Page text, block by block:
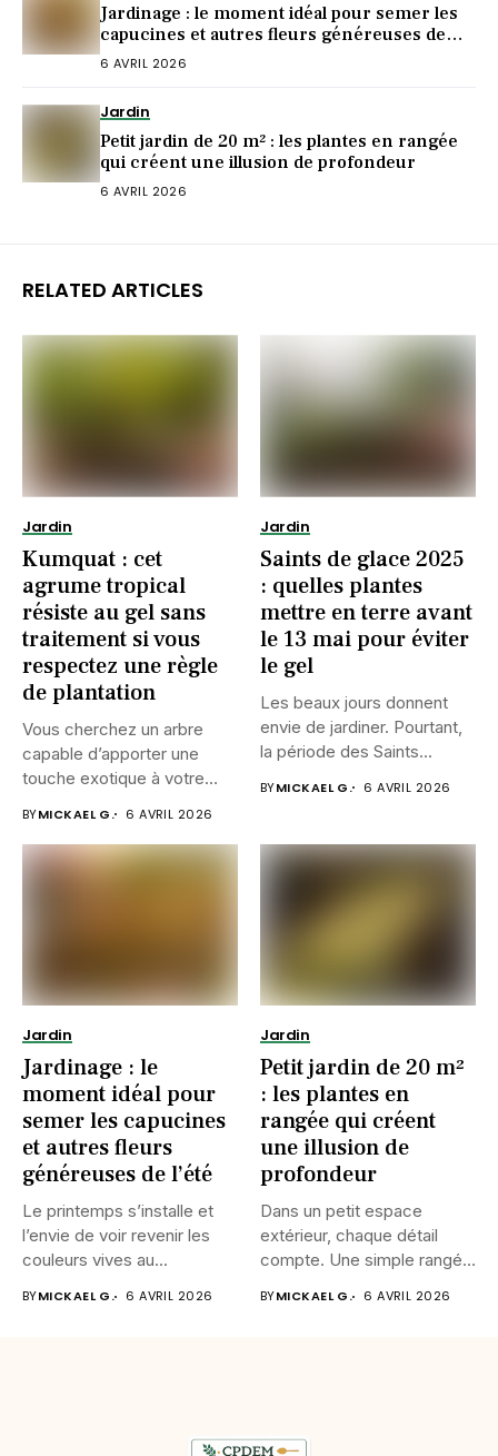
Jardinage : le moment idéal pour semer les
capucines et autres fleurs généreuses de
l’été
6 AVRIL 2026
Jardin
Petit jardin de 20 m² : les plantes en rangée
qui créent une illusion de profondeur
6 AVRIL 2026
RELATED ARTICLES
Jardin
Kumquat : cet
agrume tropical
résiste au gel sans
traitement si vous
respectez une règle
de plantation
Vous cherchez un arbre
capable d’apporter une
touche exotique à votre
BYMICKAEL G. 6 AVRIL 2026
Jardin
Saints de glace 2025
: quelles plantes
mettre en terre avant
le 13 mai pour éviter
le gel
Les beaux jours donnent
envie de jardiner. Pourtant,
la période des Saints...
BYMICKAEL G. 6 AVRIL 2026
Jardin
Jardinage : le
moment idéal pour
semer les capucines
et autres fleurs
généreuses de l’été
Le printemps s’installe et
l’envie de voir revenir les
couleurs vives au...
BYMICKAEL G. 6 AVRIL 2026
Jardin
Petit jardin de 20 m²
: les plantes en
rangée qui créent
une illusion de
profondeur
Dans un petit espace
extérieur, chaque détail
compte. Une simple rangée
BYMICKAEL G. 6 AVRIL 2026